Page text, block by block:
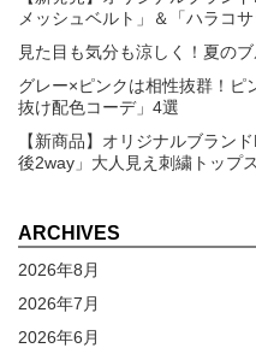
メッシュベルト」＆「ハラコ
見た目も気分も涼しく！夏の
グレー×ピンクは相性抜群！ピ
抜け配色コーデ」4選
【新商品】オリジナルブラン
後2way」大人見え刺繍トップ
ARCHIVES
2026年8月
2026年7月
2026年6月